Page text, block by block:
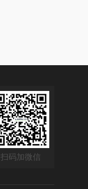
扫码加微信